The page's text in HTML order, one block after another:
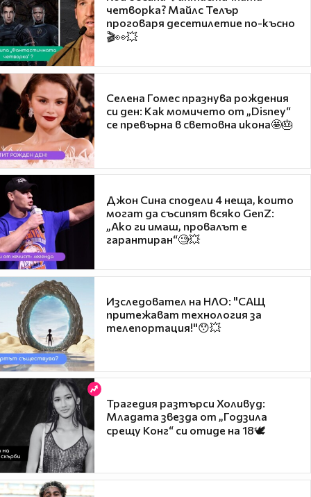
четворка? Майлс Телър
проговаря десетилетие по-късно
🎬👀💥
Селена Гомес празнува рождения
си ден: Как момичето от „Disney“
се превърна в световна икона🤩🎂
Джон Сина сподели 4 неща, които
могат да съсипят всяко GenZ:
„Ако ги имаш, провалът е
гарантиран“🧐💥
Изследовател на НЛО: "САЩ
притежават технология за
телепортация!"😯💥
Трагедия разтърси Холивуд:
Младата звезда от „Годзила
срещу Конг“ си отиде на 18🕊️